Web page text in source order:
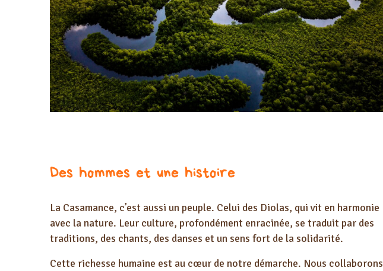
Des hommes et une histoire
La Casamance, c’est aussi un peuple. Celui des Diolas, qui vit en harmonie
avec la nature. Leur culture, profondément enracinée, se traduit par des
traditions, des chants, des danses et un sens fort de la solidarité.
Cette richesse humaine est au cœur de notre démarche. Nous collaborons